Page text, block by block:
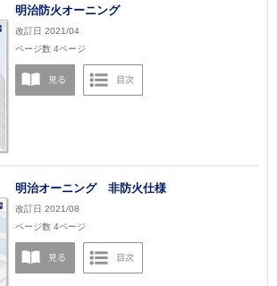
明治防火オーニング
改訂日 2021/04
ページ数 4ページ
明治オーニング 非防火仕様
改訂日 2021/08
ページ数 4ページ